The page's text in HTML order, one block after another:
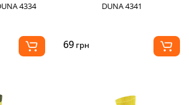
4334
DUNA 4341
69 грн